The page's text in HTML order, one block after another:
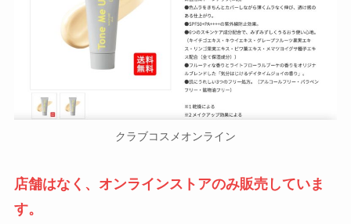
クラブコスメオンライン
店舗はなく、オンラインストアのみ販売していま
す。